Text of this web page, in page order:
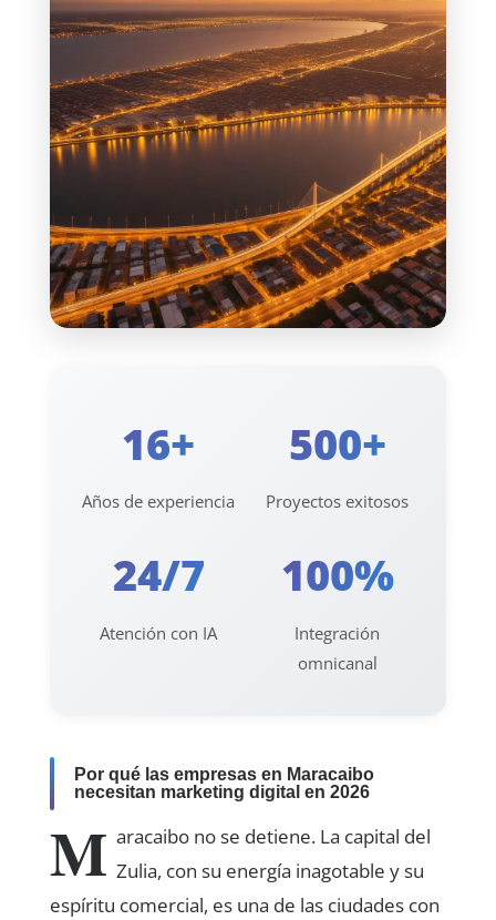
16+
Años de experiencia
500+
Proyectos exitosos
24/7
Atención con IA
100%
Integración
omnicanal
Por qué las empresas en Maracaibo
necesitan marketing digital en 2026
M aracaibo no se detiene. La capital del
Zulia, con su energía inagotable y su
espíritu comercial, es una de las ciudades con